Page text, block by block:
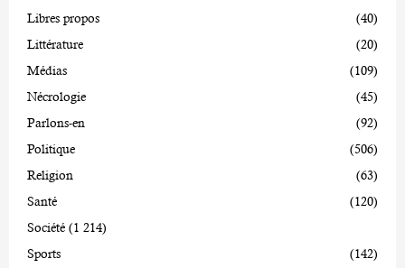
Libres propos
(40)
Littérature
(20)
Médias
(109)
Nécrologie
(45)
Parlons-en
(92)
Politique
(506)
Religion
(63)
Santé
(120)
Société (1 214)
Sports
(142)